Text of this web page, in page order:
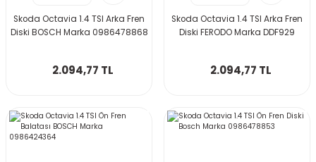
Skoda Octavia 1.4 TSI Arka Fren
Diski BOSCH Marka 0986478868
2.094,77 TL
Skoda Octavia 1.4 TSI Arka Fren
Diski FERODO Marka DDF929
2.094,77 TL